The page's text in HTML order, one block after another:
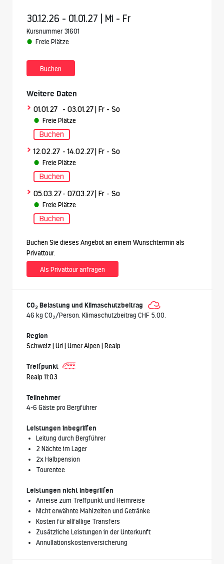
30.12.26 - 01.01.27 | Mi - Fr
Kursnummer 31601
Freie Plätze
Buchen
Weitere Daten
> 01.01.27 - 03.01.27| Fr - So
Freie Plätze
Buchen
> 12.02.27 - 14.02.27| Fr - So
Freie Plätze
Buchen
> 05.03.27- 07.03.27| Fr - So
Freie Plätze
Buchen
Buchen Sie dieses Angebot an einem Wunschtermin als
Privattour.
Als Privattour anfragen
CO2 Belastung und Klimaschutzbeitrag
46 kg CO2/Person. Klimaschutzbeitrag CHF 5.00.
Region
Schweiz | Uri | Urner Alpen | Realp
Treffpunkt
Realp 11:03
Teilnehmer
4-6 Gäste pro Bergführer
Leistungen inbegriffen
Leitung durch Bergführer
2 Nächte im Lager
2x Halbpension
Tourentee
Leistungen nicht inbegriffen
Anreise zum Treffpunkt und Heimreise
Nicht erwähnte Mahlzeiten und Getränke
Kosten für allfällige Transfers
Zusätzliche Leistungen in der Unterkunft
Annullationskostenversicherung